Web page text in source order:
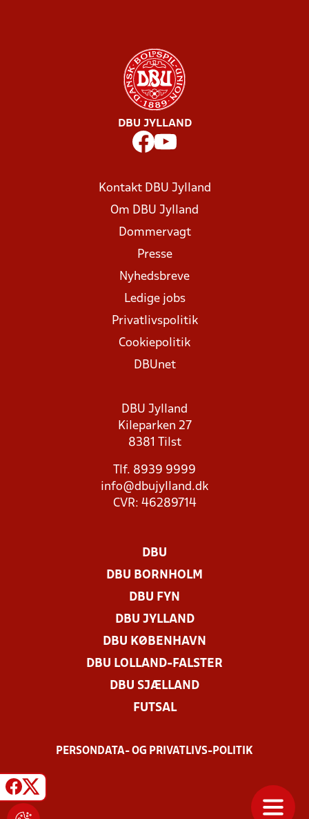
DBU JYLLAND
Kontakt DBU Jylland
Om DBU Jylland
Dommervagt
Presse
Nyhedsbreve
Ledige jobs
Privatlivspolitik
Cookiepolitik
DBUnet
DBU Jylland
Kileparken 27
8381 Tilst
Tlf. 8939 9999
info@dbujylland.dk
CVR: 46289714
DBU
DBU BORNHOLM
DBU FYN
DBU JYLLAND
DBU KØBENHAVN
DBU LOLLAND-FALSTER
DBU SJÆLLAND
FUTSAL
PERSONDATA- OG PRIVATLIVS-POLITIK